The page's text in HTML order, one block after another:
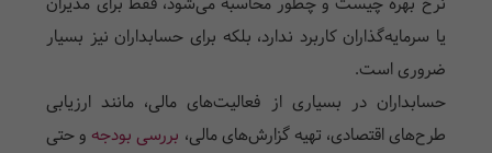
یا سرمایه‌گذاران کاربرد ندارد، بلکه برای حسابداران نیز بسیار
ضروری است.
حسابداران در بسیاری از فعالیت‌های مالی، مانند ارزیابی
طرح‌های اقتصادی، تهیه گزارش‌های مالی، بررسی بودجهو حتی